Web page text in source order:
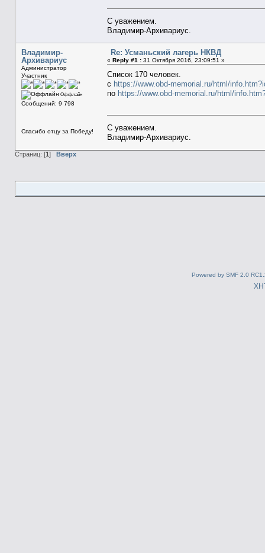
С уважением.
Владимир-Архивариус.
Владимир-
Архивариус
Администратор
Участник
Оффлайн
Сообщений: 9 798
Спасибо отцу за Победу!
Re: Усманьский лагерь НКВД
« Reply #1 :31 Октября 2016, 23:09:51 »
Список 170 человек.
с https://www.obd-memorial.ru/html/
по https://www.obd-memorial.ru/html/
С уважением.
Владимир-Архивариус.
Страниц: [1] Вверх
Powered by SMF 2.0